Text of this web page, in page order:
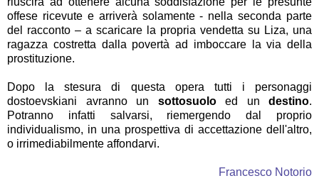
offese ricevute e arriverà solamente - nella seconda parte
del racconto – a scaricare la propria vendetta su Liza, una
ragazza costretta dalla povertà ad imboccare la via della
prostituzione.
Dopo la stesura di questa opera tutti i personaggi
dostoevskiani avranno un sottosuolo ed un destino.
Potranno infatti salvarsi, riemergendo dal proprio
individualismo, in una prospettiva di accettazione dell'altro,
o irrimediabilmente affondarvi.
Francesco Notorio